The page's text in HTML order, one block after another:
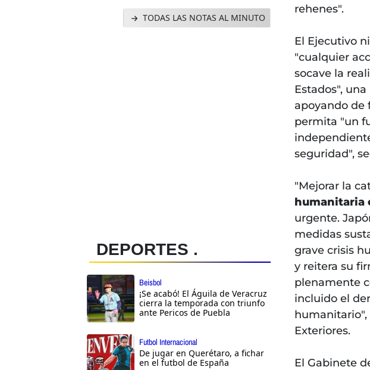
TODAS LAS NOTAS AL MINUTO
DEPORTES .
Beisbol
¡Se acabó! El Águila de Veracruz
cierra la temporada con triunfo
ante Pericos de Puebla
Futbol Internacional
De jugar en Querétaro, a fichar
en el futbol de España
rehenes".
El Ejecutivo
"cualquier
socave la
Estados",
apoyando de
permita "un
seguridad",
"Mejorar la
humanitaria
urgente.
medidas
grave crisis
y reitera su
plenamente
incluido el
Exteriores.
El Gabinete